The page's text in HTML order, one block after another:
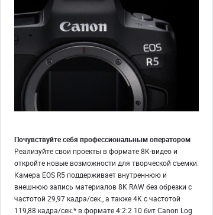
Почувствуйте себя профессиональным оператором
Реализуйте свои проекты в формате 8K-видео и
откройте новые возможности для творческой съемки.
Камера EOS R5 поддерживает внутреннюю и
внешнюю запись материалов 8K RAW без обрезки с
частотой 29,97 кадра/сек., а также 4K с частотой
119,88 кадра/сек.* в формате 4:2:2 10 бит Canon Log